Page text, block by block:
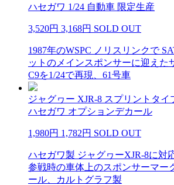
ハセガワ 1/24 自動車 限定生産
3,520円 3,168円 SOLD OUT
1987年のWSPC ノリスリンクで
ットのメインスポンサーに迎えた
C9を1/24で再現、61号車
ジャグヮー XJR-8 スプリントタイ
ハセガワ オプションデカール
1,980円 1,782円 SOLD OUT
ハセガワ製 ジャグヮーXJR-8に対
参戦時の車体上のスポンサーマー
ール、カルトグラフ製